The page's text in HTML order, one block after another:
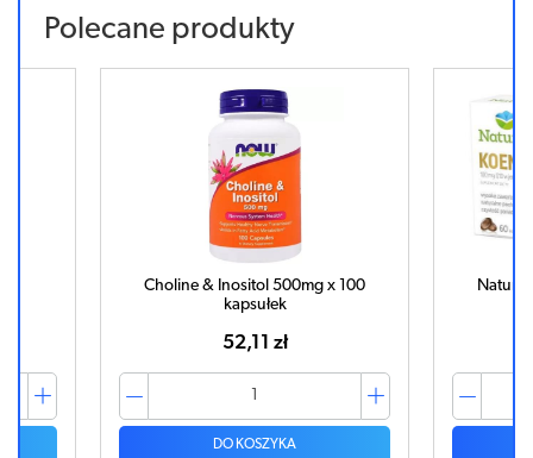
Polecane produkty
Choline & Inositol 500mg x 100
Naturell Koenzym